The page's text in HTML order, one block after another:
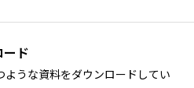
ード
ような資料をダウンロードしてい